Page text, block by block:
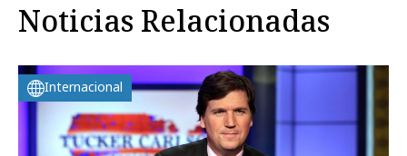
Noticias Relacionadas
Internacional